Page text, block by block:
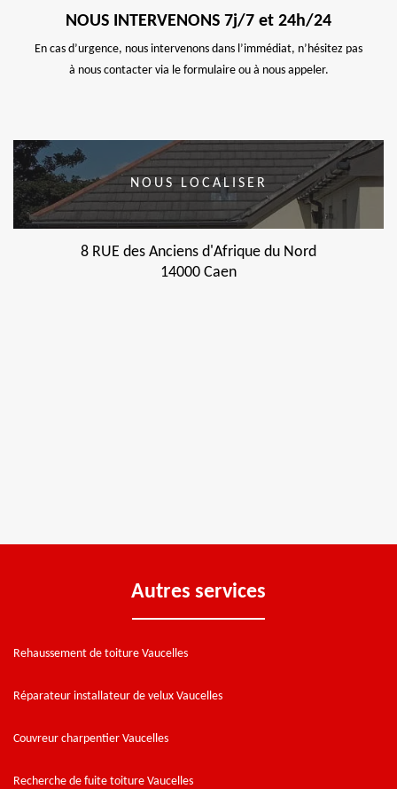
NOUS INTERVENONS 7j/7 et 24h/24
En cas d’urgence, nous intervenons dans l’immédiat, n’hésitez pas
à nous contacter via le formulaire ou à nous appeler.
NOUS LOCALISER
8 RUE des Anciens d'Afrique du Nord
14000 Caen
Autres services
Rehaussement de toiture Vaucelles
Réparateur installateur de velux Vaucelles
Couvreur charpentier Vaucelles
Recherche de fuite toiture Vaucelles